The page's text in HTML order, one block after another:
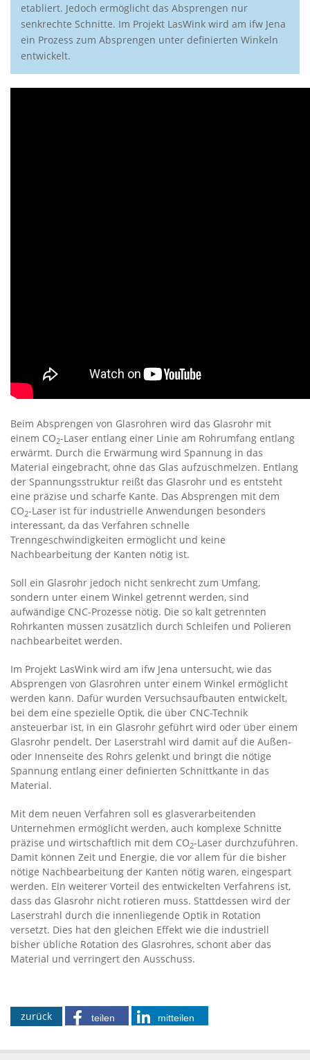
etabliert. Jedoch ermöglicht das Absprengen nur
senkrechte Schnitte. Im Projekt LasWink wird am ifw Jena
ein Prozess zum Absprengen unter definierten Winkeln
entwickelt.
Beim Absprengen von Glasrohren wird das Glasrohr mit
einem CO2-Laser entlang einer Linie am Rohrumfang entlang
erwärmt. Durch die Erwärmung wird Spannung in das
Material eingebracht, ohne das Glas aufzuschmelzen. Entlang
der Spannungsstruktur reißt das Glasrohr und es entsteht
eine präzise und scharfe Kante. Das Absprengen mit dem
CO2-Laser ist für industrielle Anwendungen besonders
interessant, da das Verfahren schnelle
Trenngeschwindigkeiten ermöglicht und keine
Nachbearbeitung der Kanten nötig ist.
Soll ein Glasrohr jedoch nicht senkrecht zum Umfang,
sondern unter einem Winkel getrennt werden, sind
aufwändige CNC-Prozesse nötig. Die so kalt getrennten
Rohrkanten müssen zusätzlich durch Schleifen und Polieren
nachbearbeitet werden.
Im Projekt LasWink wird am ifw Jena untersucht, wie das
Absprengen von Glasrohren unter einem Winkel ermöglicht
werden kann. Dafür wurden Versuchsaufbauten entwickelt,
bei dem eine spezielle Optik, die über CNC-Technik
ansteuerbar ist, in ein Glasrohr geführt wird oder über einem
Glasrohr pendelt. Der Laserstrahl wird damit auf die Außen-
oder Innenseite des Rohrs gelenkt und bringt die nötige
Spannung entlang einer definierten Schnittkante in das
Material.
Mit dem neuen Verfahren soll es glasverarbeitenden
Unternehmen ermöglicht werden, auch komplexe Schnitte
präzise und wirtschaftlich mit dem CO2-Laser durchzuführen.
Damit können Zeit und Energie, die vor allem für die bisher
nötige Nachbearbeitung der Kanten nötig waren, eingespart
werden. Ein weiterer Vorteil des entwickelten Verfahrens ist,
dass das Glasrohr nicht rotieren muss. Stattdessen wird der
Laserstrahl durch die innenliegende Optik in Rotation
versetzt. Dies hat den gleichen Effekt wie die industriell
bisher übliche Rotation des Glasrohres, schont aber das
Material und verringert den Ausschuss.
zurück teilen mitteilen